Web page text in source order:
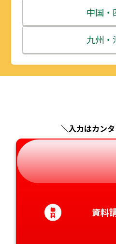
宮城
秋田
山形
群馬
埼玉
千葉
富山
石川
福井
静岡
三重
滋賀
京都
和歌
中国・
鳥取
島根
山口
徳島
九州・
福岡
熊本
大分
＼入力はカン
無
料 資料